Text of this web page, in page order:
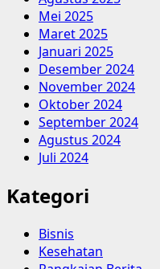
Mei 2025
Maret 2025
Januari 2025
Desember 2024
November 2024
Oktober 2024
September 2024
Agustus 2024
Juli 2024
Kategori
Bisnis
Kesehatan